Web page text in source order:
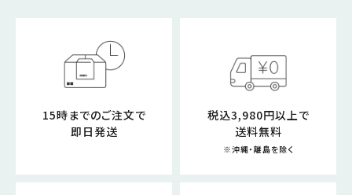
15時までのご注文で
即日発送
税込3,980円以上で
送料無料
※沖縄・離島を除く